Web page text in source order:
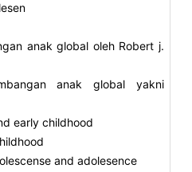
anak global oleh Robert j.
anak global yakni
early childhood
and adolesence